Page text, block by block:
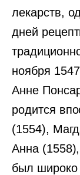
лекарств,
дней
ноября
Анне
родится
(1554),
Анна
был широко